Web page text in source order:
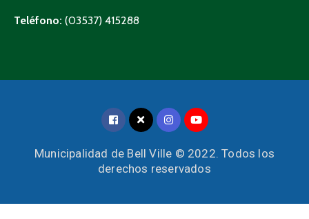
Teléfono: (03537) 415288
Municipalidad de Bell Ville © 2022. Todos los
derechos reservados